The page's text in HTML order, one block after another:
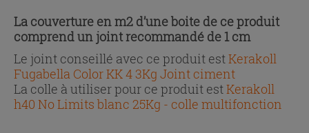
La couverture en m2 d’une boite de ce produit
comprend un joint recommandé de 1 cm
Le joint conseillé avec ce produit estKerakoll
Fugabella Color KK 4 3Kg Joint ciment
La colle à utiliser pour ce produit estKerakoll
h40 No Limits blanc 25Kg - colle multifonction